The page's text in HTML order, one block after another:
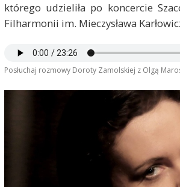
którego udzieliła po koncercie
Filharmonii im. Mieczysława
Posłuchaj rozmowy Doroty Zamolskiej z Olgą